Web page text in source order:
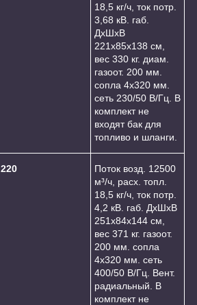
18,5 кг/ч, ток потр.
3,68 кВ. габ.
ДхШхВ
221х85х138 см,
вес 330 кг. диам.
газоот. 200 мм.
сопла 4х320 мм.
сеть 230/50 В/Гц. В
комплект не
входят бак для
топливо и шланги.
220
Поток возд. 12500
м³/ч, расх. топл.
18,5 кг/ч, ток потр.
4,2 кВ. габ. ДхШхВ
251х84х144 см,
вес 371 кг. газоот.
200 мм. сопла
4х320 мм. сеть
400/50 В/Гц. Вент.
радиальный. В
комплект не